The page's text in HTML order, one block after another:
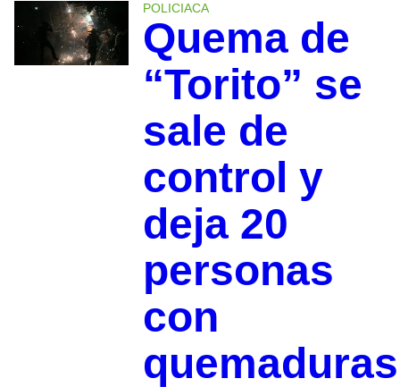
POLICIACA
Quema de
“Torito” se
sale de
control y
deja 20
personas
con
quemaduras